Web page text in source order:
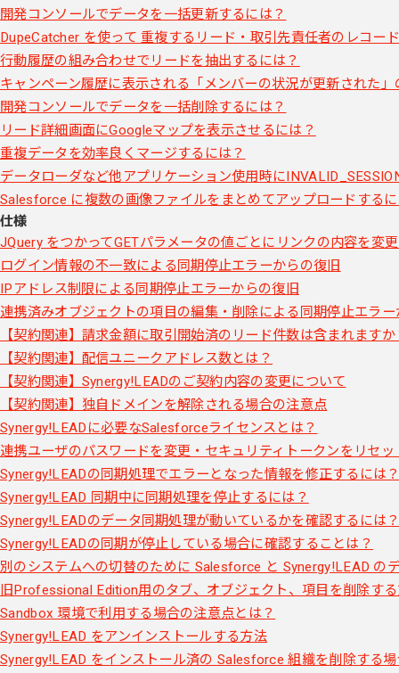
開発コンソールでデータを一括更新するには？
DupeCatcher を使って 重複するリード・取引先責任者のレコー
行動履歴の組み合わせでリードを抽出するには？
キャンペーン履歴に表示される「メンバーの状況が更新された
開発コンソールでデータを一括削除するには？
リード詳細画面にGoogleマップを表示させるには？
重複データを効率良くマージするには？
データローダなど他アプリケーション使用時に
Salesforce に複数の画像ファイルをまとめてアップロードする
仕様
JQuery をつかってGETパラメータの値ごとにリンクの内容を変
ログイン情報の不一致による同期停止エラーからの復旧
IPアドレス制限による同期停止エラーからの復旧
連携済みオブジェクトの項目の編集・削除による同期停止エラ
【契約関連】請求金額に取引開始済のリード件数は含まれますか
【契約関連】配信ユニークアドレス数とは？
【契約関連】Synergy!LEADのご契約内容の変更について
【契約関連】独自ドメインを解除される場合の注意点
Synergy!LEADに必要なSalesforceライセンスとは？
連携ユーザのパスワードを変更・セキュリティトークンをリセ
Synergy!LEADの同期処理でエラーとなった情報を修正するには
Synergy!LEAD 同期中に同期処理を停止するには？
Synergy!LEADのデータ同期処理が動いているかを確認するには
Synergy!LEADの同期が停止している場合に確認することは？
別のシステムへの切替のために Salesforce と Synergy!LEAD の
旧Professional Edition用のタブ、オブジェクト、項目を削除す
Sandbox 環境で利用する場合の注意点とは？
Synergy!LEAD をアンインストールする方法
Synergy!LEAD をインストール済の Salesforce 組織を削除する